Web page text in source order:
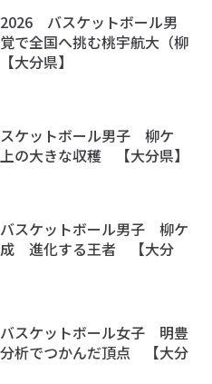
バスケットボール男
で全国へ挑む桃宇航大（柳
大分県】
ケットボール男子 柳ケ
の大きな収穫 【大分県】
スケットボール男子 柳ケ
成 進化する王者 【大分
スケットボール女子 明豊
析でつかんだ頂点 【大分